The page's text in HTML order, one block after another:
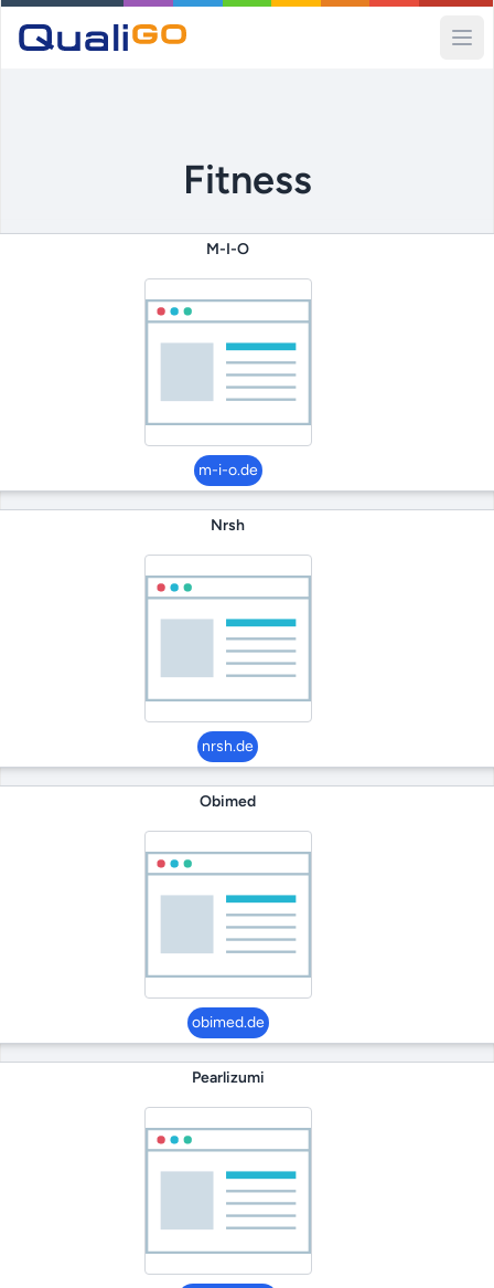
Fitness
M-I-O
m-i-o.de
Nrsh
nrsh.de
Obimed
obimed.de
Pearlizumi